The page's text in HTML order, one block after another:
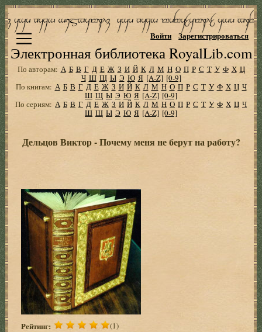
Электронная библиотека RoyalLib.com
Войти Зарегистрироваться
По авторам: А Б В Г Д Е Ж З И Й К Л М Н О П Р С Т У Ф Х Ц
Ч Ш Щ Ы Э Ю Я [A-Z] [0-9]
По книгам: А Б В Г Д Е Ж З И Й К Л М Н О П Р С Т У Ф Х Ц Ч
Ш Щ Ы Э Ю Я [A-Z] [0-9]
По сериям: А Б В Г Д Е Ж З И Й К Л М Н О П Р С Т У Ф Х Ц Ч
Ш Щ Ы Э Ю Я [A-Z] [0-9]
Дельцов Виктор - Почему меня не берут на работу?
Рейтинг: (1)